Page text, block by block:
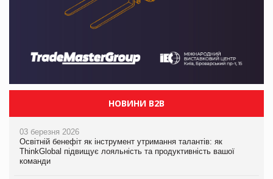
НОВИНИ B2B
03 березня 2026
Освітній бенефіт як інструмент утримання талантів: як
ThinkGlobal підвищує лояльність та продуктивність вашої
команди